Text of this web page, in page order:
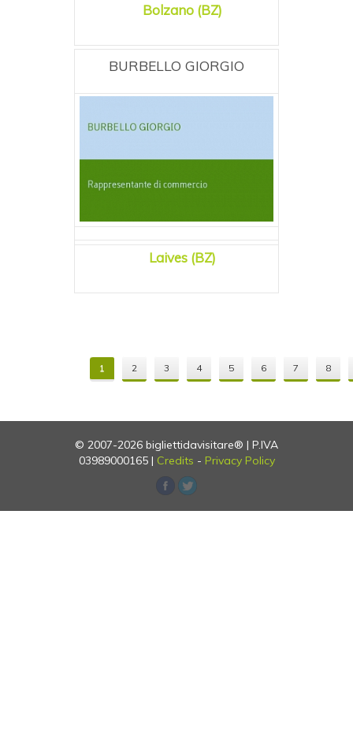
Bolzano (BZ)
BURBELLO GIORGIO
Laives (BZ)
1 2 3 4 5 6 7 8
© 2007-2026 bigliettidavisitare® | P.IVA
03989000165 | Credits - Privacy Policy